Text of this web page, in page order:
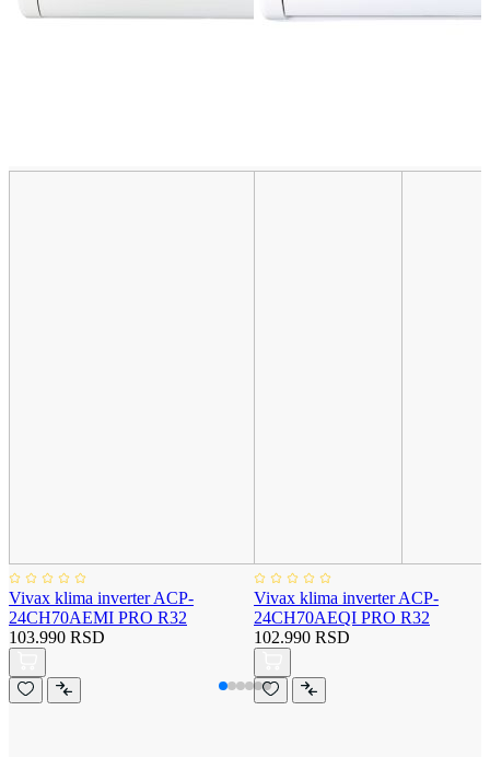
Vivax klima inverter ACP-
24CH70AEMI PRO R32
103.990 RSD
Vivax klima inverter ACP-
24CH70AEQI PRO R32
102.990 RSD